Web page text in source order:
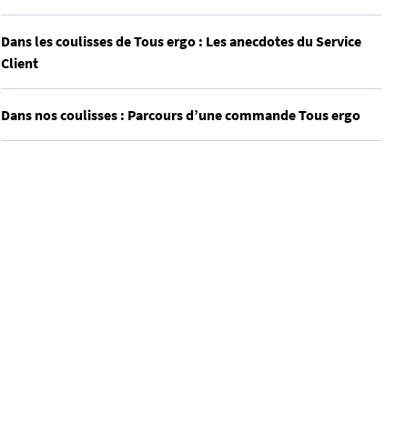
Dans les coulisses de Tous ergo : Les anecdotes du Service
Client
Dans nos coulisses : Parcours d’une commande Tous ergo